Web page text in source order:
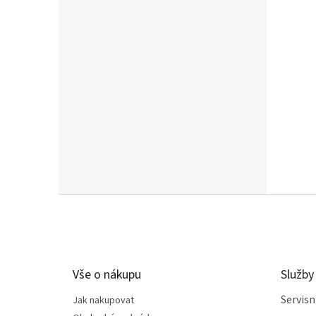
Vše o nákupu
Jak nakupovat
Služby